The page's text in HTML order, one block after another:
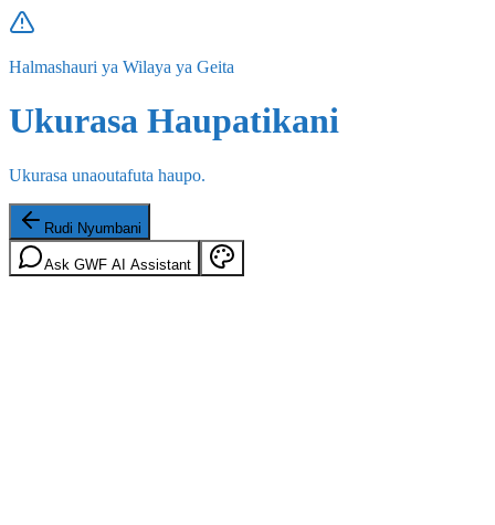
Halmashauri ya Wilaya ya Geita
Ukurasa Haupatikani
Ukurasa unaoutafuta haupo.
Rudi Nyumbani
Ask GWF AI Assistant